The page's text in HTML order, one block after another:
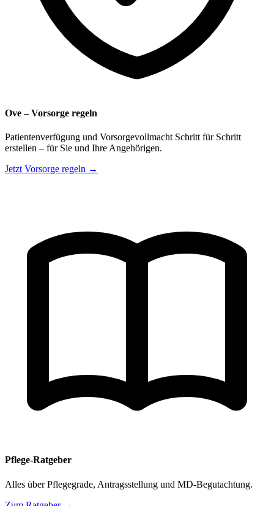
Ove – Vorsorge regeln
Patientenverfügung und Vorsorgevollmacht Schritt für Schritt
erstellen – für Sie und Ihre Angehörigen.
Jetzt Vorsorge regeln →
Pflege-Ratgeber
Alles über Pflegegrade, Antragsstellung und MD-Begutachtung.